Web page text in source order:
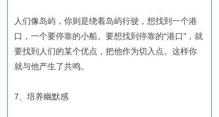
人们像岛屿，你则是绕着岛屿行驶，想找到一个港
口，一个要停靠的小船。要想找到停靠的“港口”，就
要找到人们的某个优点，把他作为切入点。这样你
就与他产生了共鸣。
7、培养幽默感